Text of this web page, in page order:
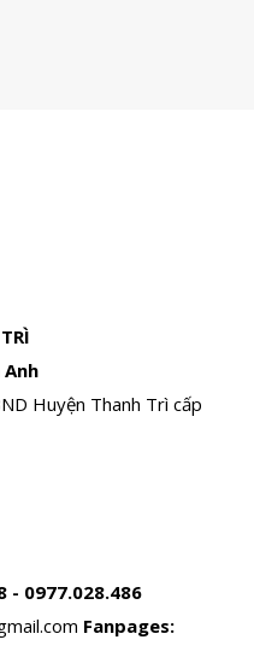
Anh
Huyện Thanh Trì cấp
- 0977.028.486
Fanpages: